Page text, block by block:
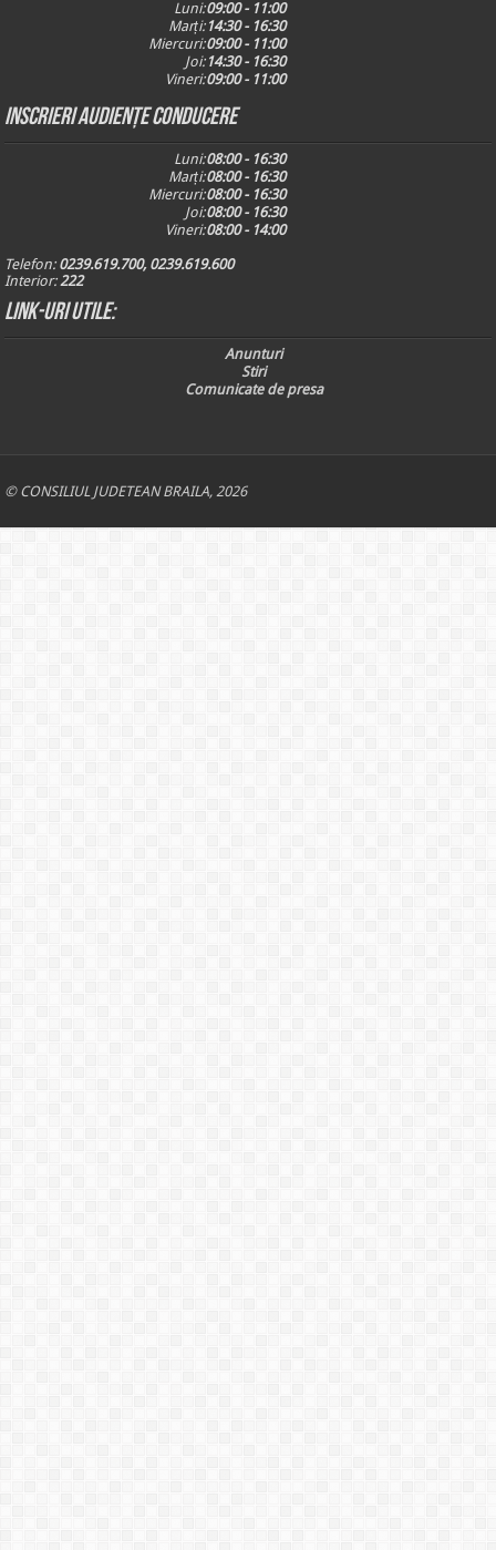
Luni:09:00 - 11:00
Marți: 14:30 - 16:30
Miercuri:09:00 - 11:00
Joi: 14:30 - 16:30
Vineri:09:00 - 11:00
Inscrieri audiențe conducere
Luni:08:00 - 16:30
Marți:08:00 - 16:30
Miercuri:08:00 - 16:30
Joi:08:00 - 16:30
Vineri:08:00 - 14:00
Telefon: 0239.619.700, 0239.619.600
Interior:222
Link-uri utile:
Anunturi
Stiri
Comunicate de presa
© CONSILIUL JUDETEAN BRAILA, 2026